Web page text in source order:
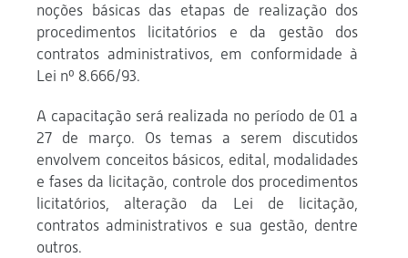
noções básicas das etapas de realização dos
procedimentos licitatórios e da gestão dos
contratos administrativos, em conformidade à
Lei nº 8.666/93.
A capacitação será realizada no período de 01 a
27 de março. Os temas a serem discutidos
envolvem conceitos básicos, edital, modalidades
e fases da licitação, controle dos procedimentos
licitatórios, alteração da Lei de licitação,
contratos administrativos e sua gestão, dentre
outros.